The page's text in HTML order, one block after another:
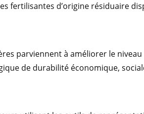
fertilisantes d’origine résiduaire
parviennent à améliorer le
de durabilité économique,